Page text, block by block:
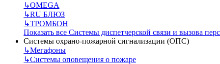
↳OMEGA
↳RU БЛЮЗ
↳ТРОМБОН
Показать все Системы диспетчерской связи и вызова
Системы охрано-пожарной сигнализации (ОПС)
↳Мегафоны
↳Системы оповещения о пожаре